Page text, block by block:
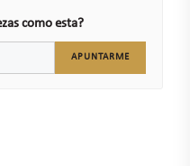
como esta?
APUNTARME